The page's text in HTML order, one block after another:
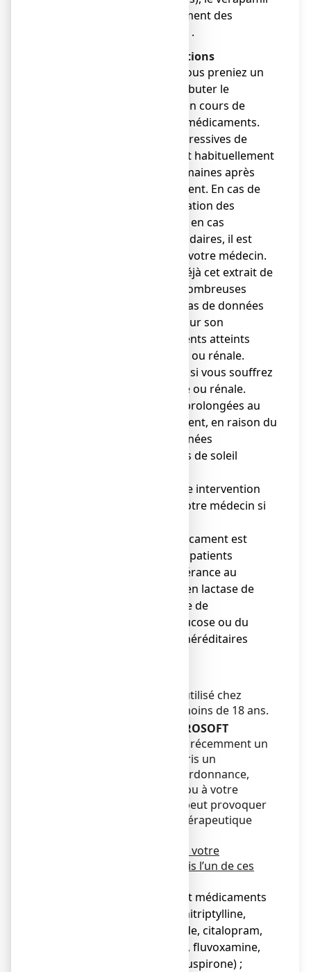
(utilisé dans le traitement des
maladies cardiaques) .
Avertissements et précautions
● Il est nécessaire que vous preniez un
avis médical avant de débuter le
traitement si vous êtes en cours de
traitement par d’autres médicaments.
● Les propriétés antidépressives de
PROSOFT se manifestent habituellement
dans les 4 premières semaines après
l’instauration du traitement. En cas de
persistance ou d’aggravation des
symptômes cliniques ou en cas
d’apparition d’idées suicidaires, il est
nécessaire de consulter votre médecin.
● Bien qu’on prescrive déjà cet extrait de
millepertuis depuis de nombreuses
années, on ne dispose pas de données
de sécurité spécifiques sur son
utilisation chez des patients atteints
d’insuffisance hépatique ou rénale.
Informez votre médecin si vous souffrez
d’une maladie hépatique ou rénale.
● Evitez les expositions prolongées au
soleil pendant le traitement, en raison du
risque de réactions cutanées
ressemblant à des coups de soleil
● Si vous devez subir une intervention
chirurgicale, informez votre médecin si
● L’utilisation de ce médicament est
déconseillée chez les patients
présentant une intolérance au
galactose, un déficit en lactase de
Lapp ou un syndrome de
malabsorption du glucose ou du
galactose (maladies héréditaires
PROSOFT ne doit pas être utilisé chez
l’enfant et l’adolescent de moins de 18 ans.
Autres médicaments et PROSOFT
Si vous prenez ou avez pris récemment un
autre médicament, y compris un
médicament obtenu sans ordonnance,
parlez-en à votre médecin ou à votre
pharmacien car PROSOFT peut provoquer
une diminution de l'effet thérapeutique
Informez votre médecin ou votre
pharmacien si vous avez pris l’un de ces
● Des antidépresseurs et médicaments
pour traiter l’anxiété (amitriptylline,
iproniazide, moclobémide, citalopram,
escitalopram, fluoxétine, fluvoxamine,
paroxétine, sertraline, buspirone) ;